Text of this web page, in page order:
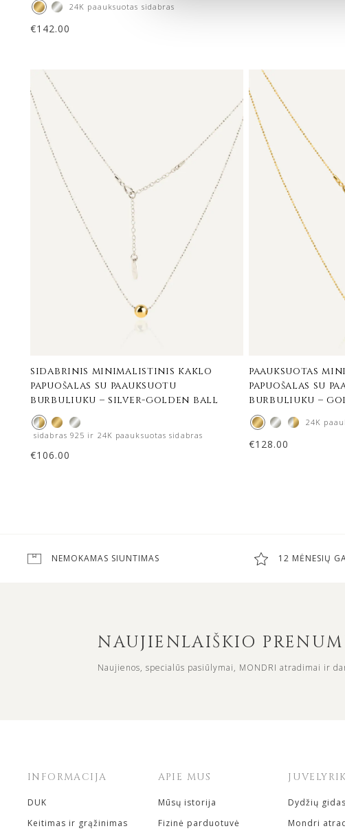
24K paauksuotas sidabras
€142.00
sidabrinis minimalistinis kaklo
papuošalas su paauksuotu
burbuliuku – silver-golden ball
sidabras 925 ir 24K paauksuotas sidabras
€106.00
paauksuotas
papuošalas su
burbuliuku –
24K
€128.00
NEMOKAMAS SIUNTIMAS 12 MĖNESIŲ
NAUJIENLAIŠKIO
Naujienos, specialūs pasiūlymai, MONDRI atradimai ir
INFORMACIJA
DUK
Keitimas ir grąžinimas
APIE MUS
Mūsų istorija
Fizinė parduotuvė
Dydžių gidas
Mondri